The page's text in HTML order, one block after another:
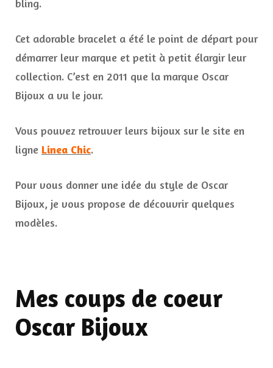
bling.
Cet adorable bracelet a été le point de départ pour
démarrer leur marque et petit à petit élargir leur
collection. C’est en 2011 que la marque Oscar
Bijoux a vu le jour.
Vous pouvez retrouver leurs bijoux sur le site en
ligne Linea Chic.
Pour vous donner une idée du style de Oscar
Bijoux, je vous propose de découvrir quelques
modèles.
Mes coups de coeur
Oscar Bijoux